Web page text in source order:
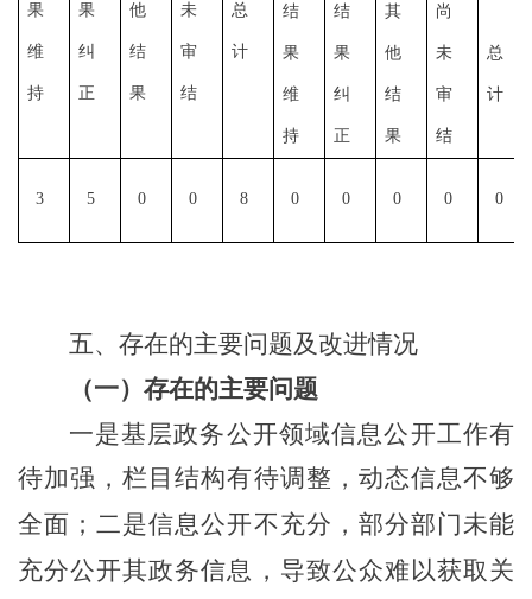
果
维
持
果
纠
正
他
结
果
未
审
结
总
计
结
果
维
持
结
果
纠
正
其
他
结
果
尚
未
审
结
总
计
3 5 0 0 8 0 0 0 0 0
五、存在的主要问题及改进情况
（一） 存在的主要问题
一是基层政务公开领域信息公开工作有
待加强 ，栏目结构有待调整，动态信息不够
全面 ； 二是信息公开不充分 ， 部分部门未能
充分公开其政务信息 ， 导致公众难以获取关